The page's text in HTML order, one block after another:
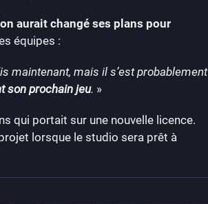
aurait changé ses plans pour
équipes :
maintenant, mais il s’est probablement
son prochain jeu. »
qui portait sur une nouvelle licence.
lorsque le studio sera prêt à